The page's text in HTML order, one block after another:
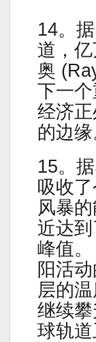
14。
道，亿
奥
下一
经济
的边缘
15。
吸收
风暴
近达
峰值
阳活
层的
继续
球轨道